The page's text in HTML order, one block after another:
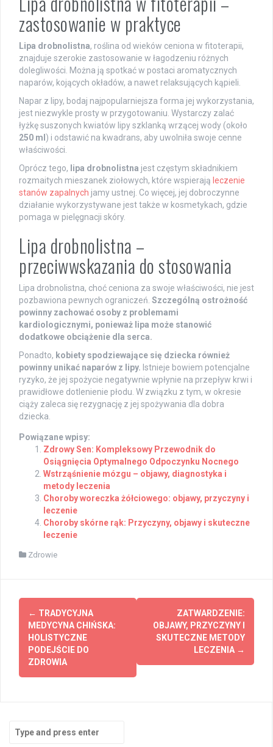
zastosowanie w praktyce
Lipa drobnolistna, roślina od wieków ceniona w fitoterapii,
znajduje szerokie zastosowanie w łagodzeniu różnych
dolegliwości. Można ją spotkać w postaci aromatycznych
naparów, kojących okładów, a nawet relaksujących kąpieli.
Napar z lipy, bodaj najpopularniejsza forma jej wykorzystania,
jest niezwykle prosty w przygotowaniu. Wystarczy zalać
łyżkę suszonych kwiatów lipy szklanką wrzącej wody (około
250 ml ) i odstawić na kwadrans, aby uwolniła swoje cenne
właściwości.
Oprócz tego, lipa drobnolistna jest częstym składnikiem
rozmaitych mieszanek ziołowych, które wspierają leczenie
stanów zapalnych jamy ustnej. Co więcej, jej dobroczynne
działanie wykorzystywane jest także w kosmetykach, gdzie
pomaga w pielęgnacji skóry.
Lipa drobnolistna –
przeciwwskazania do stosowania
Lipa drobnolistna, choć ceniona za swoje właściwości, nie jest
pozbawiona pewnych ograniczeń. Szczególną ostrożność
powinny zachować osoby z problemami
kardiologicznymi, ponieważ lipa może stanowić
dodatkowe obciążenie dla serca.
Ponadto, kobiety spodziewające się dziecka również
powinny unikać naparów z lipy. Istnieje bowiem potencjalne
ryzyko, że jej spożycie negatywnie wpłynie na przepływ krwi i
prawidłowe dotlenienie płodu. W związku z tym, w okresie
ciąży zaleca się rezygnację z jej spożywania dla dobra
dziecka.
Powiązane wpisy:
Zdrowy Sen: Kompleksowy Przewodnik do
Osiągnięcia Optymalnego Odpoczynku Nocnego
Wstrząśnienie mózgu – objawy, diagnostyka i
metody leczenia
Choroby woreczka żółciowego: objawy, przyczyny i
leczenie
Choroby skórne rąk: Przyczyny, objawy i skuteczne
leczenie
Zdrowie
Post
navigation
← TRADYCYJNA
MEDYCYNA CHIŃSKA:
HOLISTYCZNE
PODEJŚCIE DO
ZDROWIA
ZATWARDZENIE:
OBJAWY, PRZYCZYNY I
SKUTECZNE METODY
LECZENIA →
Search
for: